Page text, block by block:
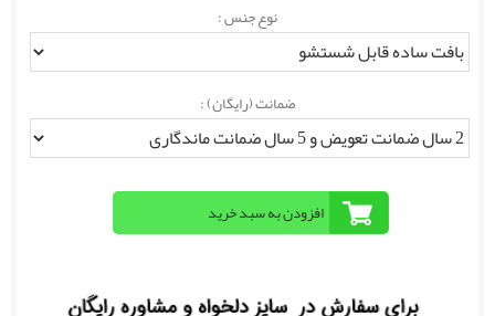
نوع جنس :
ضمانت (رایگان) :